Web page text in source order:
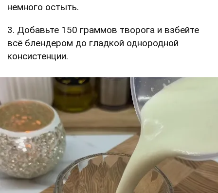
немного остыть.
3. Добавьте 150 граммов творога и взбейте
всё блендером до гладкой однородной
консистенции.